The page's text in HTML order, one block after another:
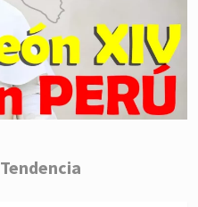
Tendencia